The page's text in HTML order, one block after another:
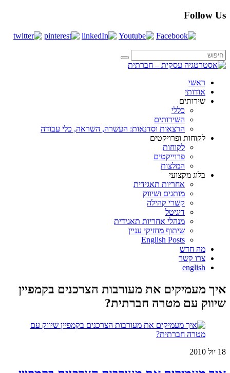
Follow Us
ראשי
אודותי
שירותים
כללי
השירותים
הרצאות וסדנאות: העשרה, השראה, כלי עבודה
לקוחות ופרויקטים
לקוחות
פרוייקטים
המלצות
בלוג מקצועי
אחריות תאגידית
מותגים ושיווק
קשרי קהילה
דיגיטל
מנהלי אחריות תאגידית
שיתוף מחזיקי עניין
English Posts
מה חדש
צרו קשר
english
איך מעמיקים את מעורבות הצרכנים בקמפיין
שיווק עם מטרה חברתית?
18 יול 2010